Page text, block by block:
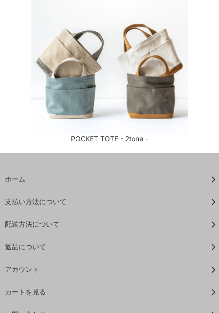
POCKET TOTE - 2tone -
ホーム
支払い方法について
配送方法について
返品について
アカウント
カートを見る